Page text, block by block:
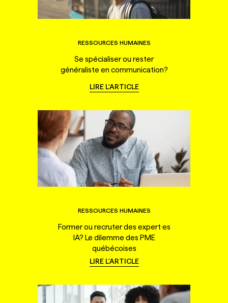
RESSOURCES HUMAINES
Se spécialiser ou rester
généraliste en communication?
LIRE L'ARTICLE
RESSOURCES HUMAINES
Former ou recruter des expert·es
IA? Le dilemme des PME
québécoises
LIRE L'ARTICLE